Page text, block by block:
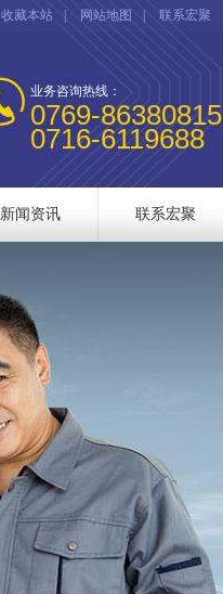
收藏本站 网站地图 联系宏聚
业务咨询热线：
0769-86380815
0716-6119688
新闻资讯 联系宏聚